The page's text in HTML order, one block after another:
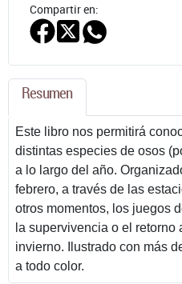
Compartir en:
Resumen
Este libro nos permitirá
distintas especies de osos
a lo largo del año.
febrero, a través de las
otros momentos, los juegos
la supervivencia o el retorno
invierno. Ilustrado con más
a todo color.